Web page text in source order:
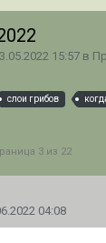
15:57 в
слои грибов
3 из 22
04:08